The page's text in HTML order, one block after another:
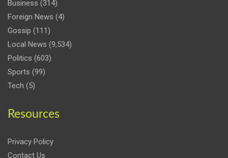
Business (314)
Foreign News (4)
Gossip (111)
Local News (9,534)
Politics (603)
Sports (99)
Tech (5)
Resources
Privacy Policy
Contact Us